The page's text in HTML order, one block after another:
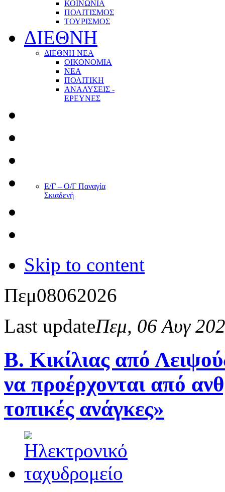
ΚΟΙΝΩΝΙΑ
ΠΟΛΙΤΙΣΜΟΣ
ΤΟΥΡΙΣΜΟΣ
ΔΙΕΘΝΗ
ΔΙΕΘΝΗ ΝΕΑ
ΟΙΚΟΝΟΜΙΑ
ΝΕΑ
ΠΟΛΙΤΙΚΗ
ΑΝΑΛΥΣΕΙΣ -
ΕΡΕΥΝΕΣ
Ε/Γ – Ο/Γ Παναγία
Σκιαδενή
Skip to content
Πεμ08062026
Last updateΠεμ, 06 Αυγ
Β. Κικίλιας από
να προέρχονται από
τοπικές ανάγκες»